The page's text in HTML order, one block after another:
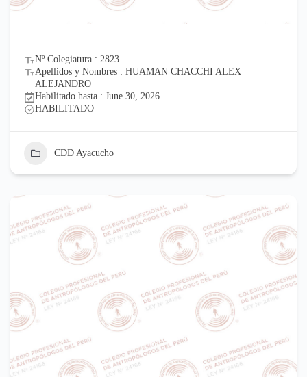
Nº Colegiatura : 2823
Apellidos y Nombres : HUAMAN CHACCHI ALEX
ALEJANDRO
Habilitado hasta : June 30, 2026
HABILITADO
CDD Ayacucho